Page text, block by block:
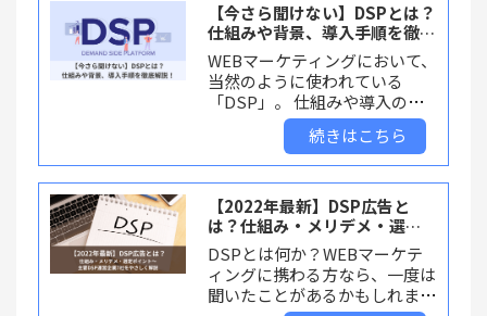
【今さら聞けない】DSPとは？
仕組みや背景、導入手順を徹底
解説！
WEBマーケティングにおいて、
当然のように使われている
「DSP」。 仕組みや導入の際
の注意点を理解しておくこと
で、非常に高い広告効果を得る
ことが可能です。 今回の記事
では、DSPの仕組みや生まれた
背景などについて徹底的に解説
いたします。
続きはこちら
【2022年最新】DSP広告と
は？仕組み・メリデメ・選定
ポイント～主要DSP運営企業7
社をやさしく解説
DSPとは何か？WEBマーケテ
ィングに携わる方なら、一度は
聞いたことがあるかもしれませ